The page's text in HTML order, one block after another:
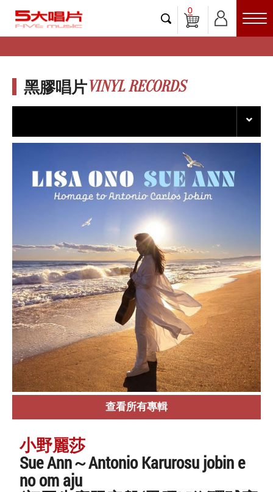
0
黑膠唱片VINYL RECORDS
查看所有專輯
小野麗莎
Sue Ann～Antonio Karurosu jobin e
no om aju